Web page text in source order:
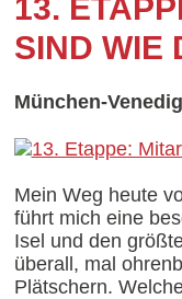
13.
SIND WIE
München-
Mein Weg heute
führt mich eine
Isel und den
überall, mal
Plätschern.